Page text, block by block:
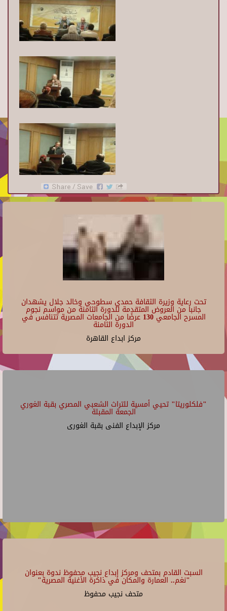
تحت رعاية وزيرة الثقافة حمدي سطوحي وخالد جلال يشهدان
جانبا من العروض المتقدمة للدورة الثامنة من مواسم نجوم
المسرح الجامعي 130 عرضًا من الجامعات المصرية تتنافس في
الدورة الثامنة
مركز ابداع القاهرة
"فلكلوريتا" تحيي أمسية للتراث الشعبي المصري بقبة الغوري
الجمعة المقبلة
مركز الإبداع الفنى بقبة الغورى
السبت القادم بمتحف ومركز إبداع نجيب محفوظ ندوة بعنوان
"نغم.. العمارة والمكان في ذاكرة الأغنية المصرية"
متحف نجيب محفوظ